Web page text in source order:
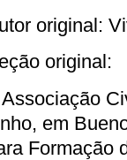
original:
original:
em
Formação